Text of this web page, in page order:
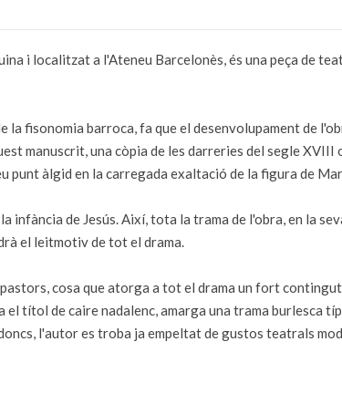
i localitzat a l'Ateneu Barcelonès, és una peça de
la fisonomia barroca, fa que el desenvolupament de
manuscrit, una còpia de les darreries del segle XVIII
àlgid en la carregada exaltació de la figura de
infància de Jesús. Així, tota la trama de l'obra, en la
el leitmotiv de tot el drama.
cosa que atorga a tot el drama un fort
títol de caire nadalenc, amarga una trama burlesca
l'autor es troba ja empeltat de gustos teatrals